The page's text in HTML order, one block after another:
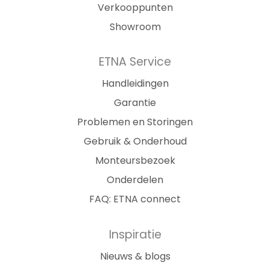
Verkooppunten
Showroom
ETNA Service
Handleidingen
Garantie
Problemen en Storingen
Gebruik & Onderhoud
Monteursbezoek
Onderdelen
FAQ: ETNA connect
Inspiratie
Nieuws & blogs